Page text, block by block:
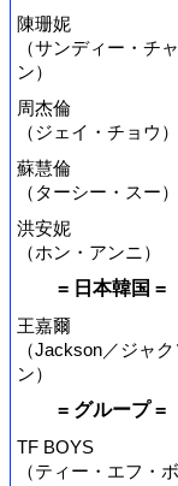
陳珊妮
（サンディー・チャ
ン）
周杰倫
（ジェイ・チョウ）
蘇慧倫
（ターシー・スー）
洪安妮
（ホン・アンニ）
= 日本韓国 =
王嘉爾
（Jackson／ジャク
ン）
= グループ =
TF BOYS
（ティー・エフ・